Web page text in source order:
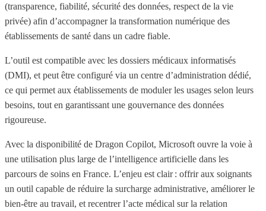
(transparence, fiabilité, sécurité des données, respect de la vie
privée) afin d’accompagner la transformation numérique des
établissements de santé dans un cadre fiable.
L’outil est compatible avec les dossiers médicaux informatisés
(DMI), et peut être configuré via un centre d’administration dédié,
ce qui permet aux établissements de moduler les usages selon leurs
besoins, tout en garantissant une gouvernance des données
rigoureuse.
Avec la disponibilité de Dragon Copilot, Microsoft ouvre la voie à
une utilisation plus large de l’intelligence artificielle dans les
parcours de soins en France. L’enjeu est clair : offrir aux soignants
un outil capable de réduire la surcharge administrative, améliorer le
bien-être au travail, et recentrer l’acte médical sur la relation